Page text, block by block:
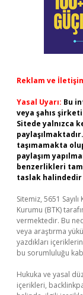
Reklam ve
Yasal Uyarı: Bu
veya şahıs
Sitede yalnızca
taşımamakta
paylaşım
benzerlikleri
taslak halindedir
Sitemiz, 5651
Kurumu (BTK)
vermektedir. Bu
veya araştırma
yazdıkları
bu sorumluluğu
Hukuka ve yasal
içerikleri,